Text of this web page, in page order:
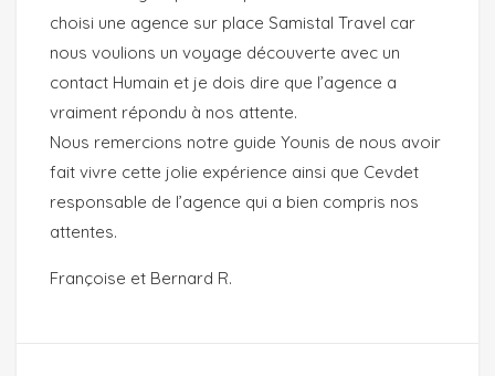
choisi une agence sur place Samistal Travel car
nous voulions un voyage découverte avec un
contact Humain et je dois dire que l’agence a
vraiment répondu à nos attente.
Nous remercions notre guide Younis de nous avoir
fait vivre cette jolie expérience ainsi que Cevdet
responsable de l’agence qui a bien compris nos
attentes.
Françoise et Bernard R.